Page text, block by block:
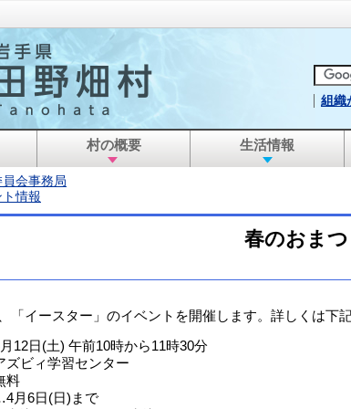
組織
村の概要 生活情報
会事務局
情報
春のおま
「イースター」のイベントを開催します。詳しくは下
日(土) 午前10時から11時30分
ビィ学習センター
料
月6日(日)まで